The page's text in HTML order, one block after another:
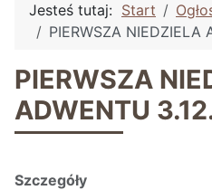
Jesteś tutaj: Start
PIERWSZA NIEDZIELA
PIERWSZA
ADWENTU
Szczegóły